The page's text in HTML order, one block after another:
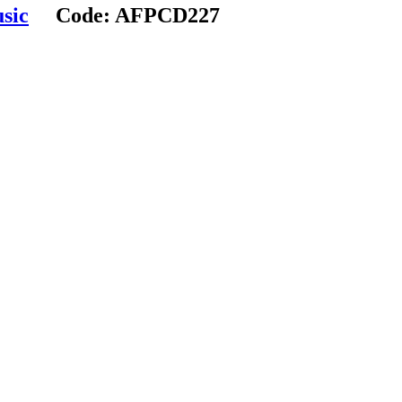
Code: AFPCD227